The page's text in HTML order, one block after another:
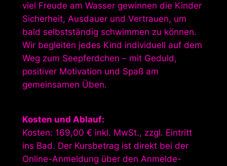
viel Freude am Wasser gewinnen die Kinder
Sicherheit, Ausdauer und Vertrauen, um
bald selbstständig schwimmen zu können.
Wir begleiten jedes Kind individuell auf dem
Weg zum Seepferdchen – mit Geduld,
positiver Motivation und Spaß am
gemeinsamen Üben.
Kosten und Ablauf:
Kosten: 169,00 € inkl. MwSt., zzgl. Eintritt
ins Bad. Der Kursbetrag ist direkt bei der
Online-Anmeldung über den Anmelde-